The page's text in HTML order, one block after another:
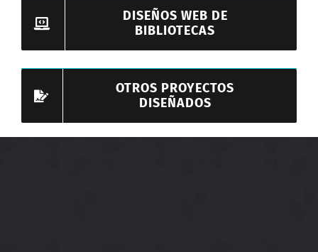
DISEÑOS WEB DE
BIBLIOTECAS
OTROS PROYECTOS
DISEÑADOS